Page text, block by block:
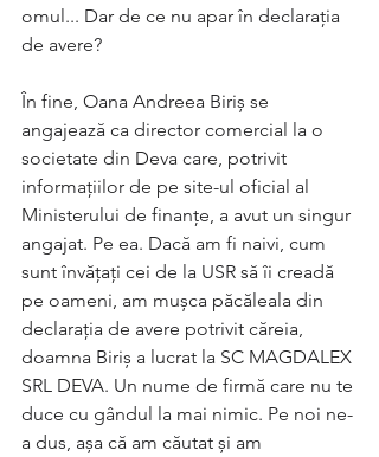
omul... Dar de ce nu apar în declarația
de avere?
În fine, Oana Andreea Biriș se
angajează ca director comercial la o
societate din Deva care, potrivit
informațiilor de pe site-ul oficial al
Ministerului de finanțe, a avut un singur
angajat. Pe ea. Dacă am fi naivi, cum
sunt învățați cei de la USR să îi creadă
pe oameni, am mușca păcăleala din
declarația de avere potrivit căreia,
doamna Biriș a lucrat la SC MAGDALEX
SRL DEVA. Un nume de firmă care nu te
duce cu gândul la mai nimic. Pe noi ne-
a dus, așa că am căutat și am